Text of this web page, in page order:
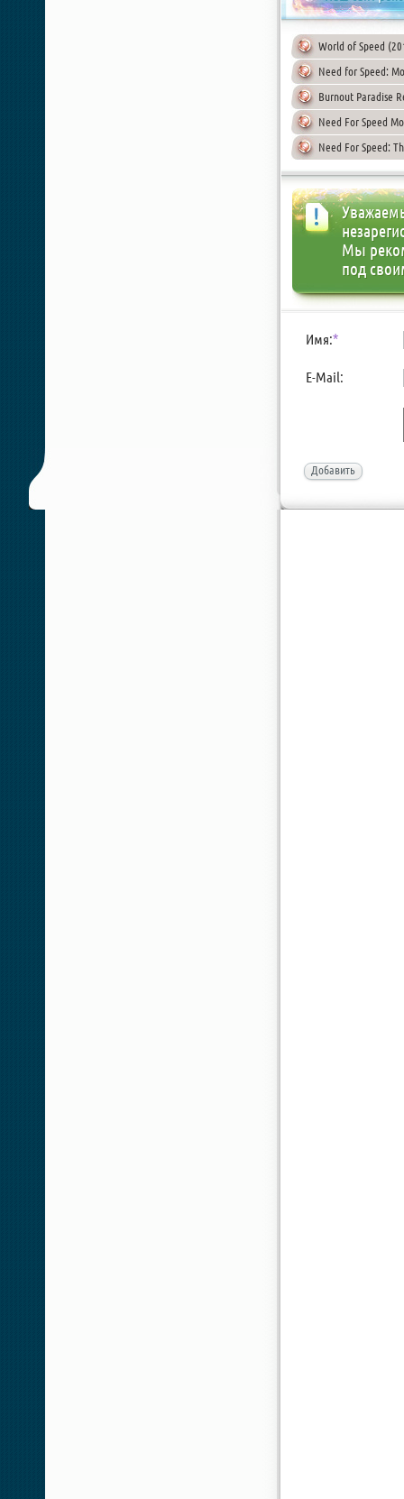
World of Speed
Need for Speed:
Burnout Paradise
Need For Speed
Need For Speed:
Мы
под
Имя:*
E-Mail:
Добавить